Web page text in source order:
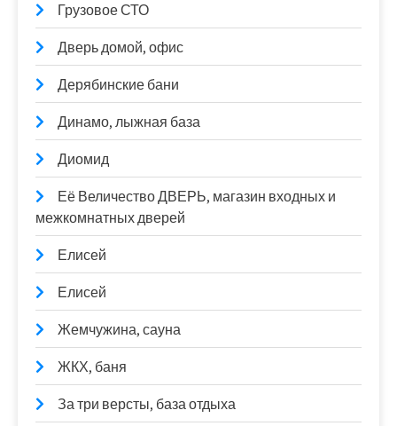
Грузовое СТО
Дверь домой, офис
Дерябинские бани
Динамо, лыжная база
Диомид
Её Величество ДВЕРЬ, магазин входных и
межкомнатных дверей
Елисей
Елисей
Жемчужина, сауна
ЖКХ, баня
За три версты, база отдыха